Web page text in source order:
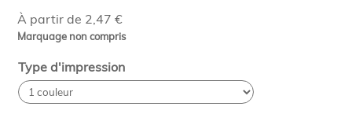
À partir de 2,47 €
Marquage non compris
Type d'impression